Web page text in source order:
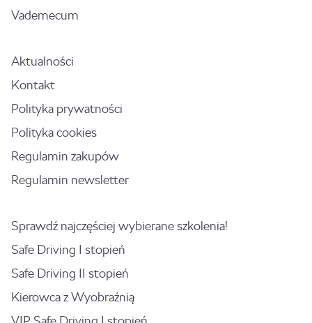
Vademecum
Aktualności
Kontakt
Polityka prywatności
Polityka cookies
Regulamin zakupów
Regulamin newsletter
Sprawdź najczęściej wybierane szkolenia!
Safe Driving I stopień
Safe Driving II stopień
Kierowca z Wyobraźnią